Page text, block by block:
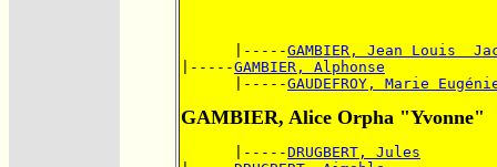
      |-----
GAMBIER, Jean Louis
|-----GAMBIER, Alphonse
      |-----
GAUDEFROY, Marie
GAMBIER, Alice Orpha "Yvonne"
      |-----
DRUGBERT, Jules